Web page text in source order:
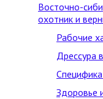
Восточно-
охотник и
Рабочие
Дрессура
Здоровье